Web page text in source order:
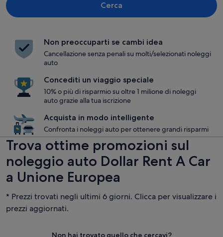
Cerca
Non preoccuparti se cambi idea
Cancellazione senza penali su molti/selezionati noleggi
auto
Concediti un viaggio speciale
10% o più di risparmio su oltre 1 milione di noleggi
auto grazie alla tua iscrizione
Acquista in modo intelligente
Confronta i noleggi auto per ottenere grandi risparmi
Trova ottime promozioni sul
noleggio auto Dollar Rent A Car
a Unione Europea
* Prezzi trovati negli ultimi 6 giorni. Clicca per visualizzare i
prezzi aggiornati.
Non hai trovato quello che cercavi?